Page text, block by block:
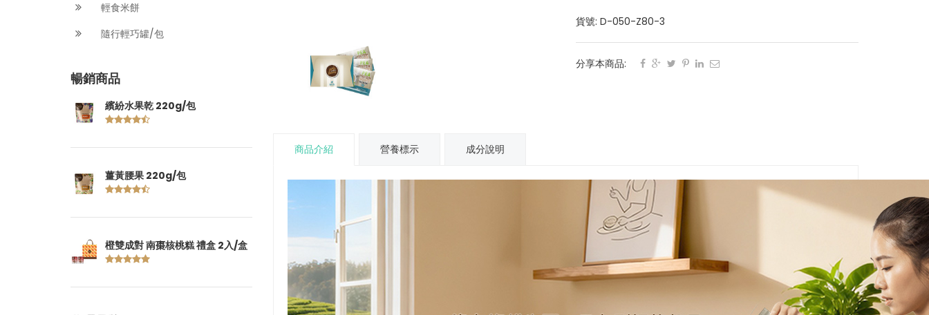
輕食米餅
隨行輕巧罐/包
暢銷商品
繽紛水果乾 220g/包
薑黃腰果 220g/包
橙雙成對 南棗核桃糕 禮盒 2入/盒
貨號: D-050-Z80-3
分享本商品:
商品介紹 營養標示 成分說明